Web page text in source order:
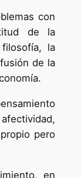
con
de la
la
de la
pero
en